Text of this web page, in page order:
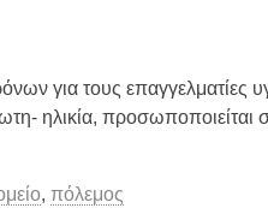
για τους επαγγελματίες
ηλικία, προσωποποιείται
,πόλεμος